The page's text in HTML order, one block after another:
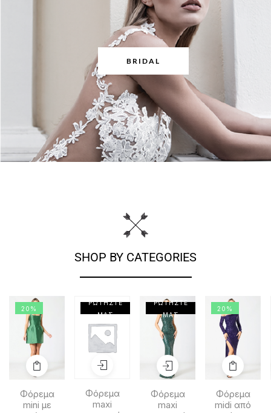
BRIDAL
SHOP BY CATEGORIES
20%
Φόρεμα
mini με
ΡΩΤΗΣΤΕ
ΜΑΣ
Φόρεμα
maxi
ΡΩΤΗΣΤΕ
ΜΑΣ
Φόρεμα
maxi
20%
Φόρεμα
midi από